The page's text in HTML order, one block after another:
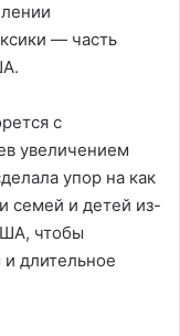
— часть
с
увеличением
упор на как
семей и детей из-
чтобы
длительное